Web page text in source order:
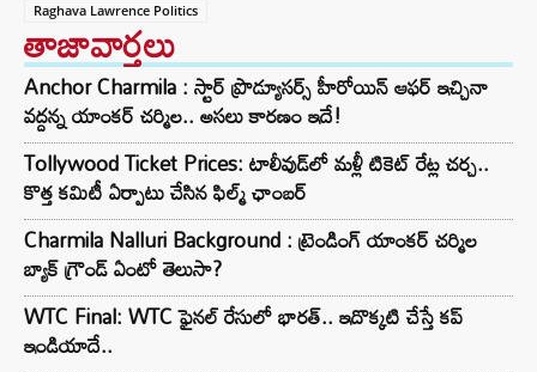
Raghava Lawrence Politics
తాజావార్తలు
Anchor Charmila : స్టార్ ప్రొడ్యూసర్స్ హీరోయిన్ ఆఫర్ ఇచ్చినా
వద్దన్న యాంకర్ చర్మిల.. అసలు కారణం ఇదే!
Tollywood Ticket Prices: టాలీవుడ్‌లో మళ్లీ టికెట్‌ రేట్ల చర్చ..
కొత్త కమిటీ ఏర్పాటు చేసిన ఫిల్మ్‌ ఛాంబర్‌
Charmila Nalluri Background : ట్రెండింగ్ యాంకర్ చర్మిల
బ్యాక్ గ్రౌండ్ ఏంటో తెలుసా?
WTC Final: WTC ఫైనల్ రేసులో భారత్.. ఇదొక్కటి చేస్తే కప్
ఇండియాదే..